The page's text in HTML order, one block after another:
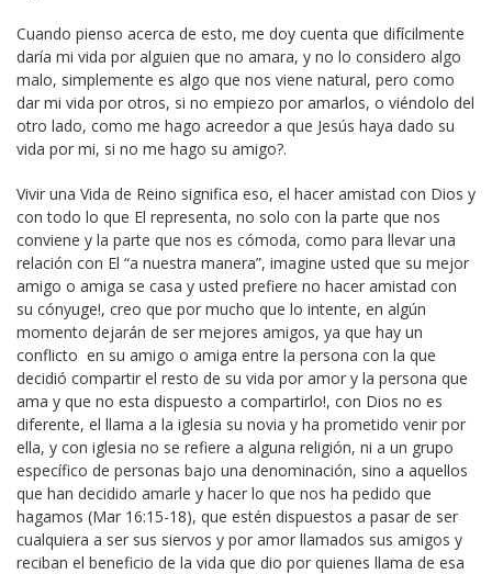
Cuando pienso acerca de esto, me doy cuenta que difícilmente
daría mi vida por alguien que no amara, y no lo considero algo
malo, simplemente es algo que nos viene natural, pero como
dar mi vida por otros, si no empiezo por amarlos, o viéndolo del
otro lado, como me hago acreedor a que Jesús haya dado su
vida por mi, si no me hago su amigo?.
Vivir una Vida de Reino significa eso, el hacer amistad con Dios y
con todo lo que El representa, no solo con la parte que nos
conviene y la parte que nos es cómoda, como para llevar una
relación con El “a nuestra manera”, imagine usted que su mejor
amigo o amiga se casa y usted prefiere no hacer amistad con
su cónyuge!, creo que por mucho que lo intente, en algún
momento dejarán de ser mejores amigos, ya que hay un
conflicto en su amigo o amiga entre la persona con la que
decidió compartir el resto de su vida por amor y la persona que
ama y que no esta dispuesto a compartirlo!, con Dios no es
diferente, el llama a la iglesia su novia y ha prometido venir por
ella, y con iglesia no se refiere a alguna religión, ni a un grupo
específico de personas bajo una denominación, sino a aquellos
que han decidido amarle y hacer lo que nos ha pedido que
hagamos (Mar 16:15-18), que estén dispuestos a pasar de ser
cualquiera a ser sus siervos y por amor llamados sus amigos y
reciban el beneficio de la vida que dio por quienes llama de esa